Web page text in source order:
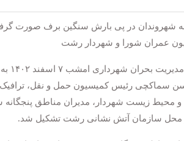
شهروندان در پی بارش سنگین برف صورت
عمران شورا و شهردار رشت
به
سماکچی رئیس کمیسیون حمل و نقل، ترافیک
زیست شهردار، مدیران مناطق پنجگانه
محل سازمان آتش نشانی رشت تشکیل شد.